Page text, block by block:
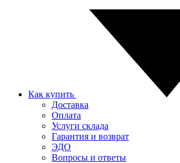
Как купить
Доставка
Оплата
Услуги склада
Гарантия и возврат
ЭДО
Вопросы и ответы